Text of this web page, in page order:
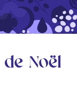
Noël